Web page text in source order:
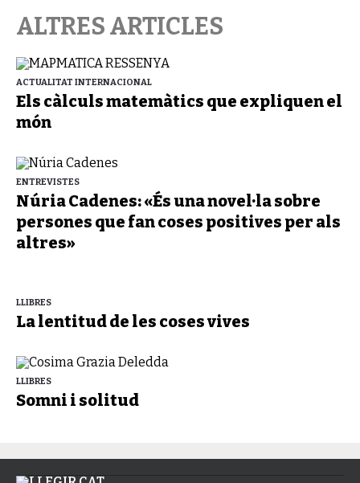
ALTRES ARTICLES
ACTUALITAT INTERNACIONAL
Els càlculs matemàtics que expliquen el
món
ENTREVISTES
Núria Cadenes: «És una novel·la sobre
persones que fan coses positives per als
altres»
LLIBRES
La lentitud de les coses vives
LLIBRES
Somni i solitud